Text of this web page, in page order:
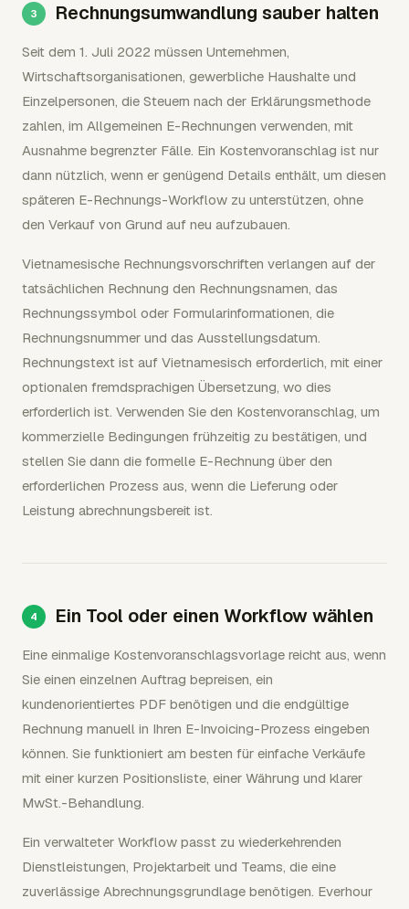
Rechnungsumwandlung sauber halten
Seit dem 1. Juli 2022 müssen Unternehmen,
Wirtschaftsorganisationen, gewerbliche Haushalte und
Einzelpersonen, die Steuern nach der Erklärungsmethode
zahlen, im Allgemeinen E-Rechnungen verwenden, mit
Ausnahme begrenzter Fälle. Ein Kostenvoranschlag ist nur
dann nützlich, wenn er genügend Details enthält, um diesen
späteren E-Rechnungs-Workflow zu unterstützen, ohne
den Verkauf von Grund auf neu aufzubauen.
Vietnamesische Rechnungsvorschriften verlangen auf der
tatsächlichen Rechnung den Rechnungsnamen, das
Rechnungssymbol oder Formularinformationen, die
Rechnungsnummer und das Ausstellungsdatum.
Rechnungstext ist auf Vietnamesisch erforderlich, mit einer
optionalen fremdsprachigen Übersetzung, wo dies
erforderlich ist. Verwenden Sie den Kostenvoranschlag, um
kommerzielle Bedingungen frühzeitig zu bestätigen, und
stellen Sie dann die formelle E-Rechnung über den
erforderlichen Prozess aus, wenn die Lieferung oder
Leistung abrechnungsbereit ist.
Ein Tool oder einen Workflow wählen
Eine einmalige Kostenvoranschlagsvorlage reicht aus, wenn
Sie einen einzelnen Auftrag bepreisen, ein
kundenorientiertes PDF benötigen und die endgültige
Rechnung manuell in Ihren E-Invoicing-Prozess eingeben
können. Sie funktioniert am besten für einfache Verkäufe
mit einer kurzen Positionsliste, einer Währung und klarer
MwSt.-Behandlung.
Ein verwalteter Workflow passt zu wiederkehrenden
Dienstleistungen, Projektarbeit und Teams, die eine
zuverlässige Abrechnungsgrundlage benötigen. Everhour